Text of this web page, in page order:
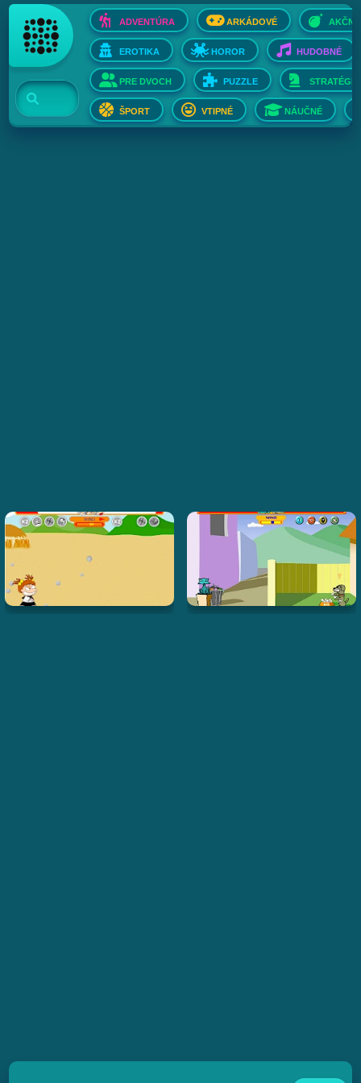
ADVENTÚRA ARKÁDOVÉ AKČNÉ
EROTIKA HOROR HUDOBNÉ
PRE DVOCH PUZZLE STRATÉGIE
ŠPORT VTIPNÉ NÁUČNÉ